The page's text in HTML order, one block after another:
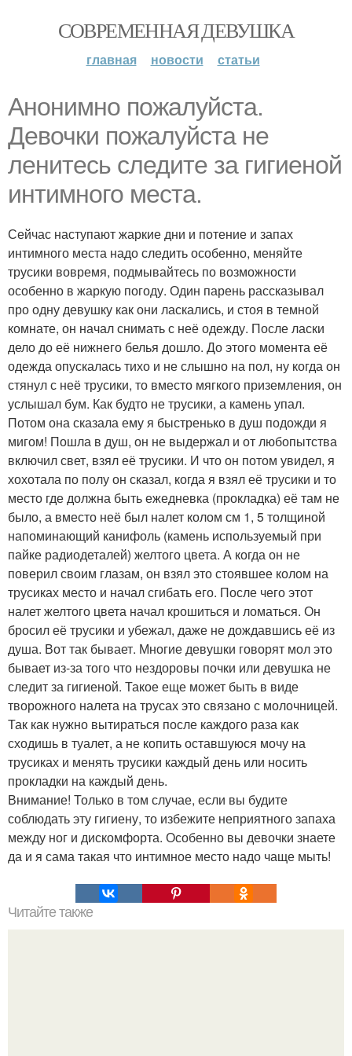
СОВРЕМЕННАЯ ДЕВУШКА
главная новости статьи
Анонимно пожалуйста.
Девочки пожалуйста не
ленитесь следите за гигиеной
интимного места.
Сейчас наступают жаркие дни и потение и запах
интимного места надо следить особенно, меняйте
трусики вовремя, подмывайтесь по возможности
особенно в жаркую погоду. Один парень рассказывал
про одну девушку как они ласкались, и стоя в темной
комнате, он начал снимать с неё одежду. После ласки
дело до её нижнего белья дошло. До этого момента её
одежда опускалась тихо и не слышно на пол, ну когда он
стянул с неё трусики, то вместо мягкого приземления, он
услышал бум. Как будто не трусики, а камень упал.
Потом она сказала ему я быстренько в душ подожди я
мигом! Пошла в душ, он не выдержал и от любопытства
включил свет, взял её трусики. И что он потом увидел, я
хохотала по полу он сказал, когда я взял её трусики и то
место где должна быть ежедневка (прокладка) её там не
было, а вместо неё был налет колом см 1, 5 толщиной
напоминающий канифоль (камень используемый при
пайке радиодеталей) желтого цвета. А когда он не
поверил своим глазам, он взял это стоявшее колом на
трусиках место и начал сгибать его. После чего этот
налет желтого цвета начал крошиться и ломаться. Он
бросил её трусики и убежал, даже не дождавшись её из
душа. Вот так бывает. Многие девушки говорят мол это
бывает из-за того что нездоровы почки или девушка не
следит за гигиеной. Такое еще может быть в виде
творожного налета на трусах это связано с молочницей.
Так как нужно вытираться после каждого раза как
сходишь в туалет, а не копить оставшуюся мочу на
трусиках и менять трусики каждый день или носить
прокладки на каждый день.
Внимание! Только в том случае, если вы будите
соблюдать эту гигиену, то избежите неприятного запаха
между ног и дискомфорта. Особенно вы девочки знаете
да и я сама такая что интимное место надо чаще мыть!
Читайте также